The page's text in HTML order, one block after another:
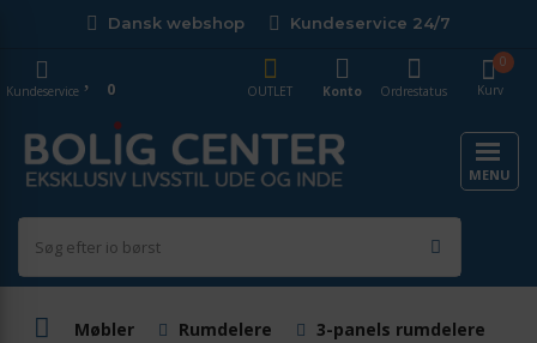
Dansk webshop Kundeservice 24/7
Kurv
0
OUTLET
Konto Ordrestatus
Kundeservice 0
MENU
Møbler Rumdelere 3-panels rumdelere